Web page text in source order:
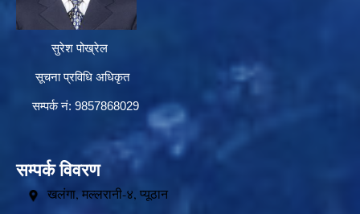
सुरेश पोख्रेल
सूचना प्रविधि अधिकृत
सम्पर्क नं: 9857868029
सम्पर्क विवरण
खलंगा, मल्लरानी-४, प्यूठान